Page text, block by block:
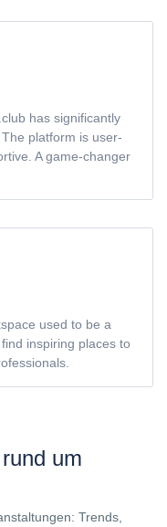
has significantly
platform is user-
A game-changer
used to be a
inspiring places to
um
Trends,